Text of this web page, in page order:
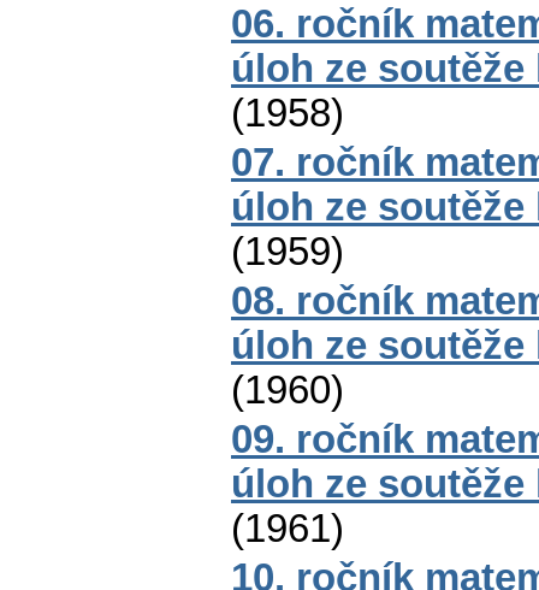
06. ročník
úloh ze soutěže
(1958)
07. ročník
úloh ze soutěže
(1959)
08. ročník
úloh ze soutěže
(1960)
09. ročník
úloh ze soutěže
(1961)
10. ročník